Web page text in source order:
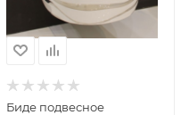
Биде подвесное